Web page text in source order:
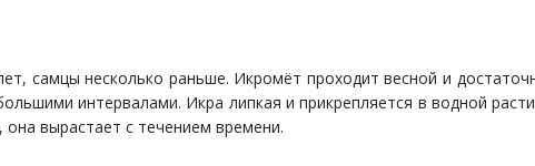
самцы несколько раньше. Икромёт проходит весной и
интервалами. Икра липкая и прикрепляется в водной
вырастает с течением времени.